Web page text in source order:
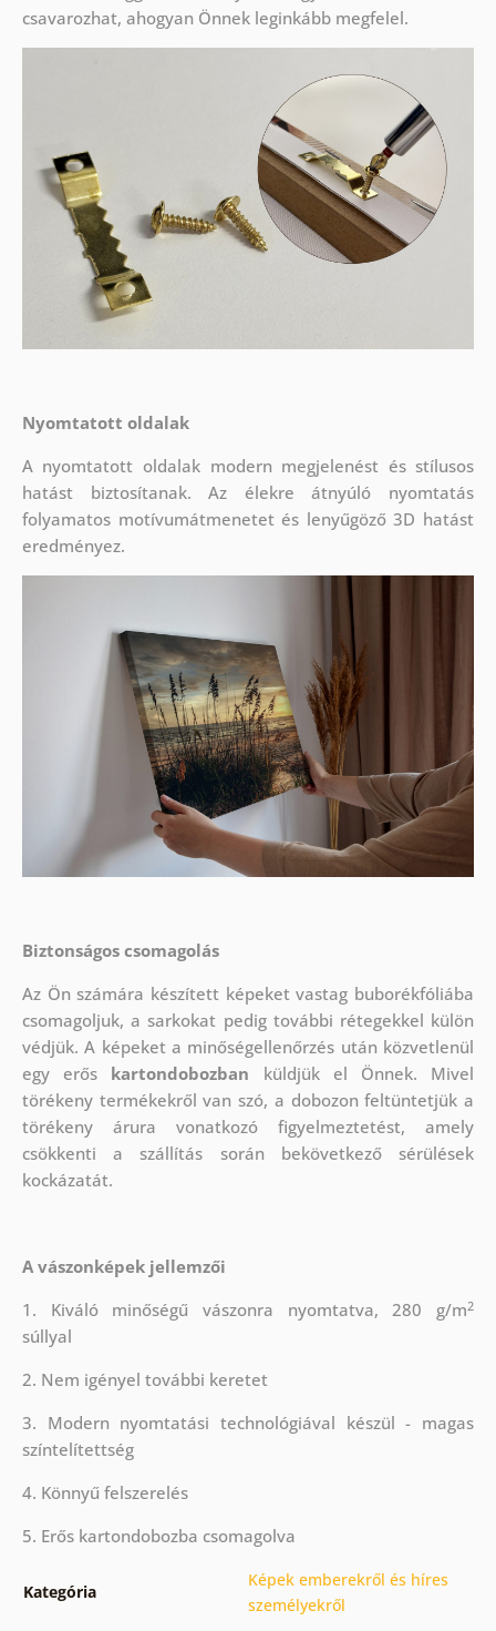
csavarozhat, ahogyan Önnek leginkább megfelel.
Nyomtatott oldalak
A nyomtatott oldalak modern megjelenést és stílusos
hatást biztosítanak. Az élekre átnyúló nyomtatás
folyamatos motívumátmenetet és lenyűgöző 3D hatást
eredményez.
Biztonságos csomagolás
Az Ön számára készített képeket vastag buborékfóliába
csomagoljuk, a sarkokat pedig további rétegekkel külön
védjük.A képeket a minőségellenőrzés után közvetlenül
egy erős kartondobozban küldjük el Önnek. Mivel
törékeny termékekről van szó, a dobozon feltüntetjük a
törékeny árura vonatkozó figyelmeztetést, amely
csökkenti a szállítás során bekövetkező sérülések
kockázatát.
A vászonképek jellemzői
1. Kiváló minőségű vászonra nyomtatva, 280 g/m2
súllyal
2. Nem igényel további keretet
3. Modern nyomtatási technológiával készül - magas
színtelítettség
4. Könnyű felszerelés
5. Erős kartondobozba csomagolva
Kategória
Képek emberekről és híres
személyekről